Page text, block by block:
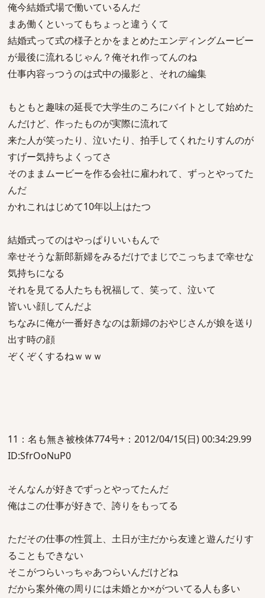
俺今結婚式場で働いているんだ
まあ働くといってもちょっと違うくて
結婚式って式の様子とかをまとめたエンディングムービー
が最後に流れるじゃん？俺それ作ってんのね
仕事内容っつうのは式中の撮影と、それの編集
もともと趣味の延長で大学生のころにバイトとして始めた
んだけど、作ったものが実際に流れて
来た人が笑ったり、泣いたり、拍手してくれたりすんのが
すげー気持ちよくってさ
そのままムービーを作る会社に雇われて、ずっとやってた
んだ
かれこれはじめて10年以上はたつ
結婚式ってのはやっぱりいいもんで
幸せそうな新郎新婦をみるだけでまじでこっちまで幸せな
気持ちになる
それを見てる人たちも祝福して、笑って、泣いて
皆いい顔してんだよ
ちなみに俺が一番好きなのは新婦のおやじさんが娘を送り
出す時の顔
ぞくぞくするねｗｗｗ
11：名も無き被検体774号+：2012/04/15(日) 00:34:29.99
ID:SfrOoNuP0
そんなんが好きでずっとやってたんだ
俺はこの仕事が好きで、誇りをもってる
ただその仕事の性質上、土日が主だから友達と遊んだりす
ることもできない
そこがつらいっちゃあつらいんだけどね
だから案外俺の周りには未婚とか×がついてる人も多い